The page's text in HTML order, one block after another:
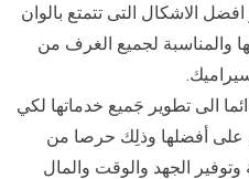
افضل الاشكال التى تتمتع بالوان
والمناسبة لجميع الغرف من
الى تطوير جَميع خدماتها لكي
على أفضلها وذلِك حرصا من
الجهد والوقت والمال